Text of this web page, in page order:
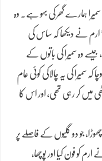
ہمارے گھر کی بہو ہے۔ وہ
نے دیکھا کہ ساس کی
وہ سمیرا کی باتوں کے
سمیرا کی یہ چالاکی کوئی عام
میں کر رہی تھی، اور اس کا
جو دو گلیوں کے فاصلے پر
ارم کو فون کیا اور پوچھا،